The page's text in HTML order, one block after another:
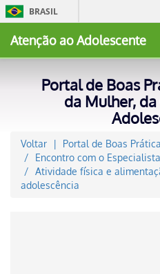
BRASIL
Atenção ao Adolescente
Portal de Boas
da Mulher,
Voltar
Portal de Boas
Encontro com o Especialista
Atividade física e
adolescência